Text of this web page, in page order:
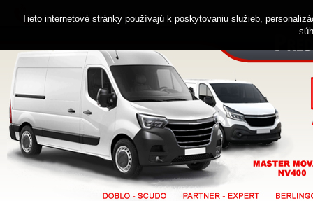
Zákaznícka linka 0914 238 482
Tieto internetové stránky používajú k poskytovaniu služieb,